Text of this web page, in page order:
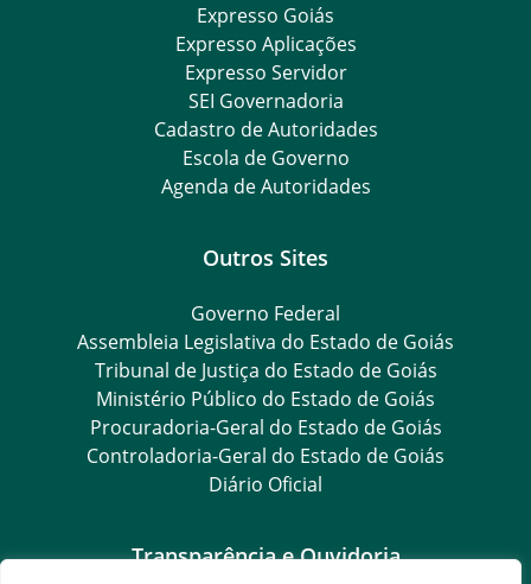
Expresso Goiás
Expresso Aplicações
Expresso Servidor
SEI Governadoria
Cadastro de Autoridades
Escola de Governo
Agenda de Autoridades
Outros Sites
Governo Federal
Assembleia Legislativa do Estado de Goiás
Tribunal de Justiça do Estado de Goiás
Ministério Público do Estado de Goiás
Procuradoria-Geral do Estado de Goiás
Controladoria-Geral do Estado de Goiás
Diário Oficial
Transparência e Ouvidoria